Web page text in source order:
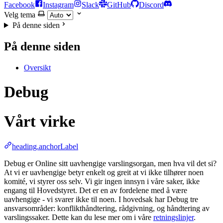
Facebook Instagram Slack GitHub
Discord
Velg tema
På denne siden
På denne siden
Oversikt
Debug
Vårt virke
heading.anchorLabel
Debug er Online sitt uavhengige varslingsorgan, men hva vil det si?
At vi er uavhengige betyr enkelt og greit at vi ikke tilhører noen
komité, vi styrer oss selv. Vi gir ingen innsyn i våre saker, ikke
engang til Hovedstyret. Det er en av fordelene med å være
uavhengige - vi svarer ikke til noen. I hovedsak har Debug tre
ansvarsområder: konflikthåndtering, rådgivning, og håndtering av
varslingssaker. Dette kan du lese mer om i våre retningslinjer.